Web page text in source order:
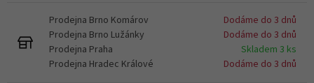
Prodejna Brno Komárov
Dodáme do 3 dnů
Prodejna Brno Lužánky
Dodáme do 3 dnů
Prodejna Praha
Skladem 3 ks
Prodejna Hradec Králové
Dodáme do 3 dnů